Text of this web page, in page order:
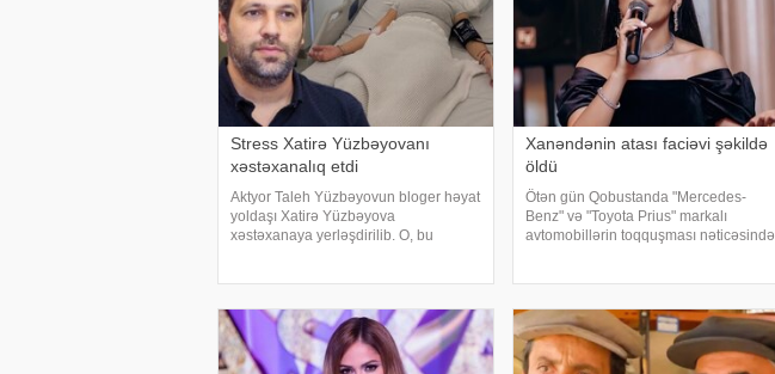
Stress Xatirə Yüzbəyovanı
xəstəxanalıq etdi
Aktyor Taleh Yüzbəyovun bloger həyat
yoldaşı Xatirə Yüzbəyova
xəstəxanaya yerləşdirilib. O, bu
nə düzgün yatdım. Gördü
Xanəndənin atası faciəvi şəkildə
öldü
Ötən gün Qobustanda "Mercedes-
Benz" və "Toyota Prius" markalı
avtomobillərin toqquşması nəticəsində